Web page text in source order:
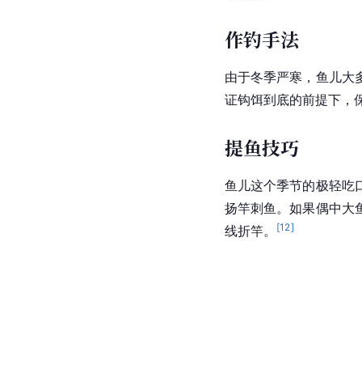
作钓手法
由于冬季严寒，鱼儿大
证钩饵到底的前提下，
提鱼技巧
鱼儿这个季节的极轻吃
扬竿刺鱼。如果偶中大
线折竿。
[12]